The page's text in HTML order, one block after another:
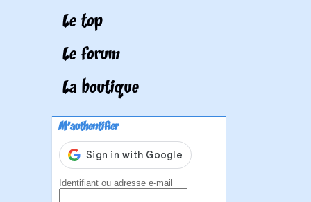
Le top
Le forum
La boutique
M'authentifier
Identifiant ou adresse e-mail